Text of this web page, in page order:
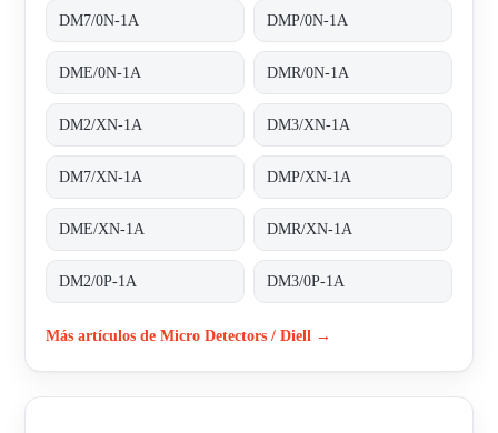
DM7/0N-1A DMP/0N-1A
DME/0N-1A DMR/0N-1A
DM2/XN-1A DM3/XN-1A
DM7/XN-1A DMP/XN-1A
DME/XN-1A DMR/XN-1A
DM2/0P-1A DM3/0P-1A
Más artículos de Micro Detectors / Diell →